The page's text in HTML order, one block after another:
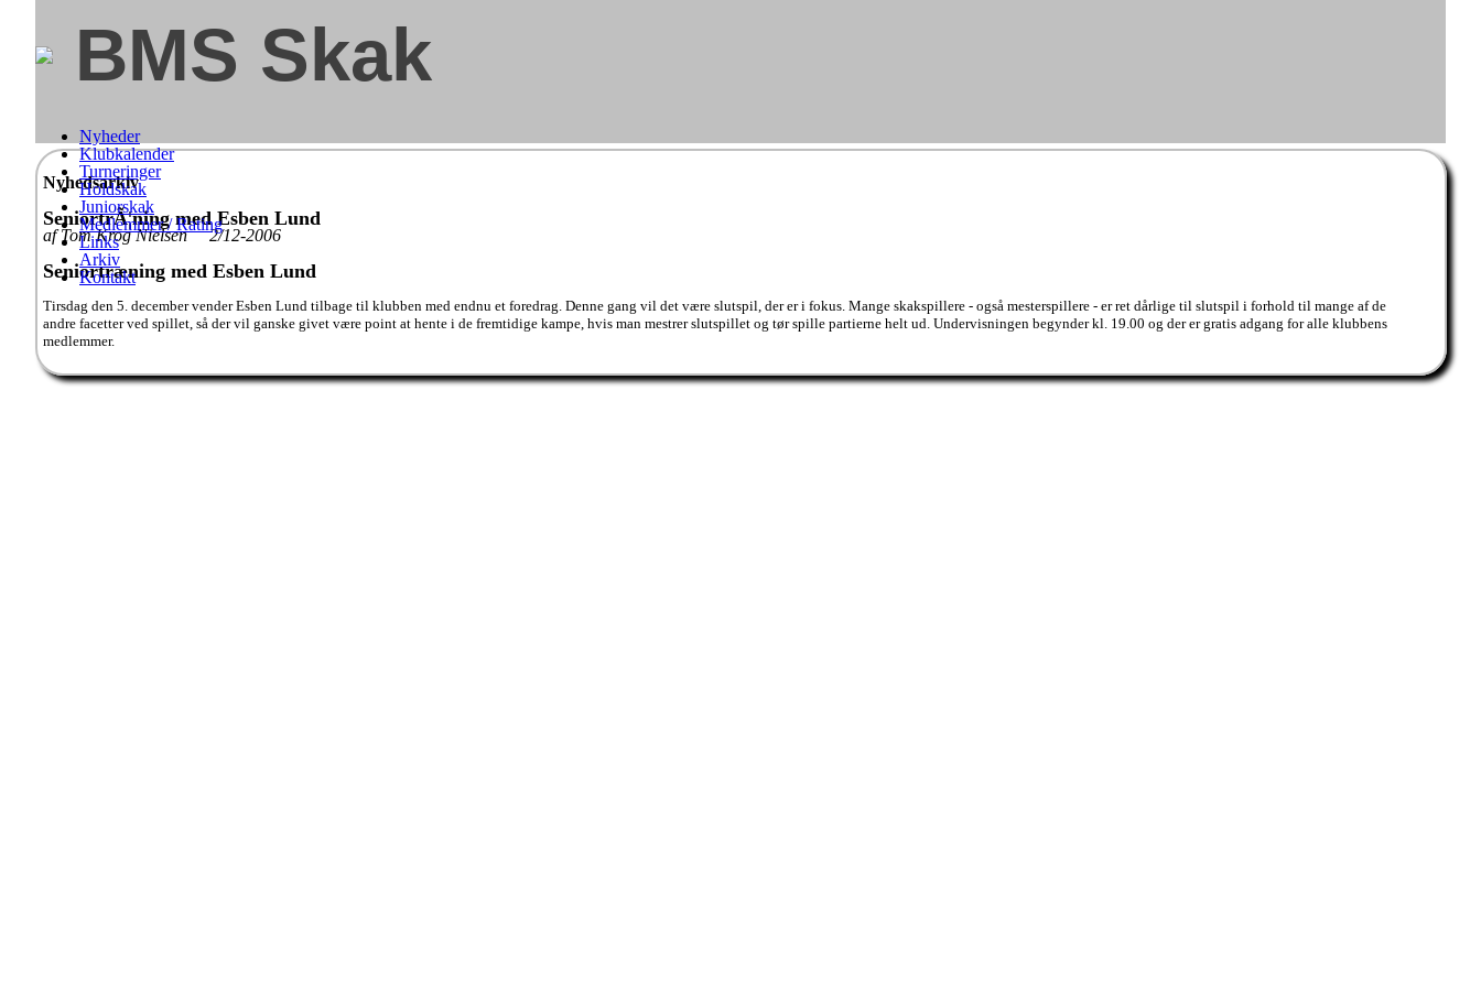
BMS Skak
Nyheder
Klubkalender
Turneringer
Holdskak
Juniorskak
Medlemmer / Rating
Links
Arkiv
Kontakt
Nyhedsarkiv
SeniortrÃ¦ning med Esben Lund
af Tom Krog Nielsen 2/12-2006
Seniortræning med Esben Lund
Tirsdag den 5. december vender Esben Lund tilbage til klubben med endnu et foredrag. Denne gang vil det være slutspil, der er i fokus. Mange skakspillere - også mesterspillere - er ret dårlige til slutspil i forhold til mange af de
andre facetter ved spillet, så der vil ganske givet være point at hente i de fremtidige kampe, hvis man mestrer slutspillet og tør spille partierne helt ud. Undervisningen begynder kl. 19.00 og der er gratis adgang for alle klubbens
medlemmer.